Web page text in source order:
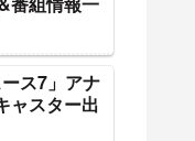
ース7」アナ
ャスター出